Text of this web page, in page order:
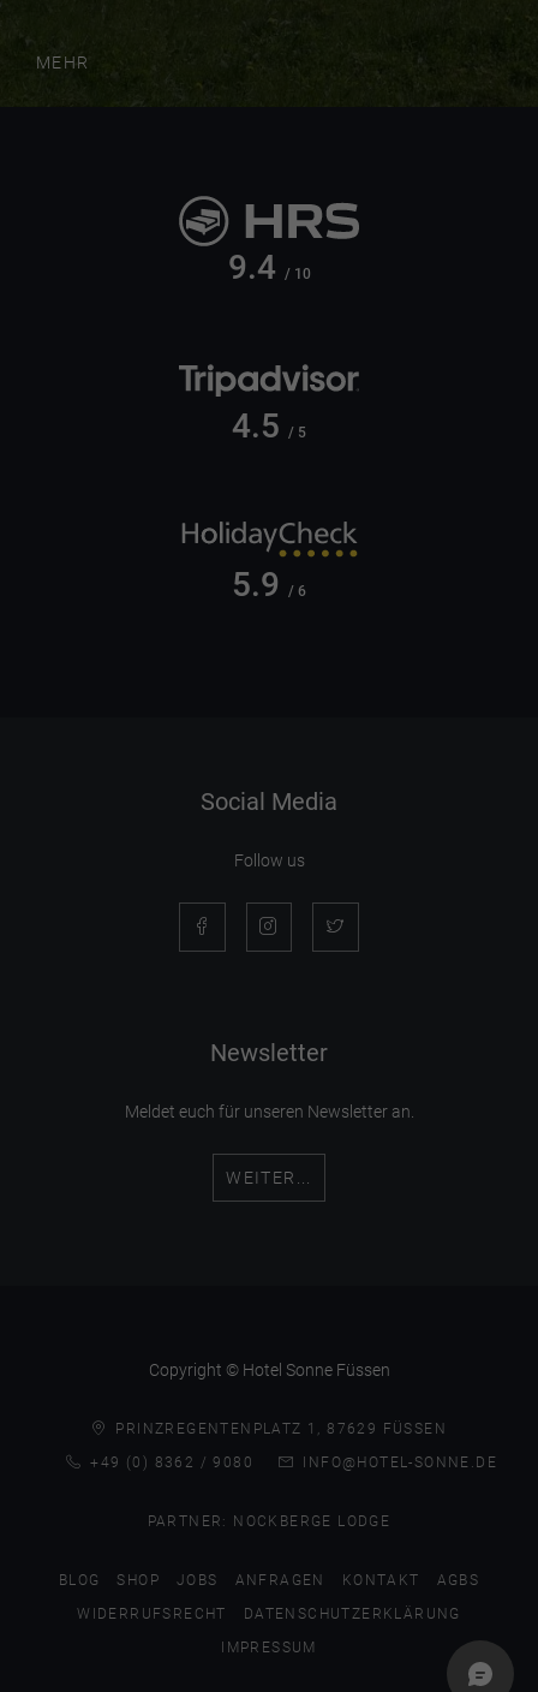
MEHR
9.4 / 10
4.5 / 5
5.9 / 6
Social Media
Follow us
Newsletter
Meldet euch für unseren Newsletter an.
WEITER...
Copyright © Hotel Sonne Füssen
PRINZREGENTENPLATZ 1, 87629 FÜSSEN
+49 (0) 8362 / 9080
INFO@HOTEL-SONNE.DE
PARTNER: NOCKBERGE LODGE
BLOG SHOP JOBS ANFRAGEN KONTAKT
AGBS
WIDERRUFSRECHT
DATENSCHUTZERKLÄRUNG
IMPRESSUM